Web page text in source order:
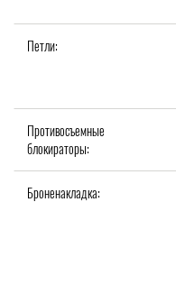
Петли:
Противосъемные
блокираторы:
Броненакладка: